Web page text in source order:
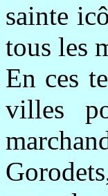
sainte
tous les
En ces
villes